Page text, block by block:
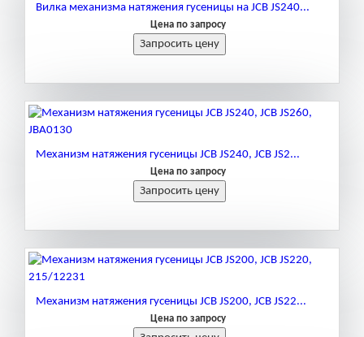
Вилка механизма натяжения гусеницы на JCB JS240...
Цена по запросу
Механизм натяжения гусеницы JCB JS240, JCB JS2...
Цена по запросу
Механизм натяжения гусеницы JCB JS200, JCB JS22...
Цена по запросу